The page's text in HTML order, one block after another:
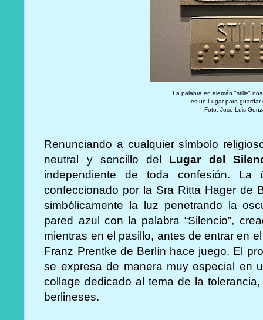
La palabra en alemán "stille"
es un Lugar para guardar
Foto: José Luis
Renunciando a cualquier símbolo
neutral y sencillo del Lugar del
independiente de toda confesión.
confeccionado por la Sra Ritta Hager de
simbólicamente la luz penetrando la
pared azul con la palabra “Silencio”,
mientras en el pasillo, antes de entrar en
Franz Prentke de Berlín hace juego. El
se expresa de manera muy especial en
collage dedicado al tema de la
berlineses.